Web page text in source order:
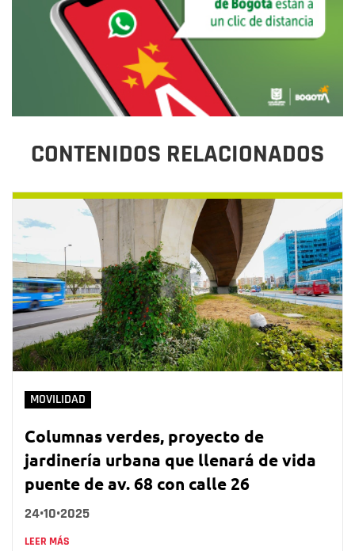
CONTENIDOS RELACIONADOS
MOVILIDAD
Columnas verdes, proyecto de
jardinería urbana que llenará de vida
puente de av. 68 con calle 26
24•10•2025
LEER MÁS